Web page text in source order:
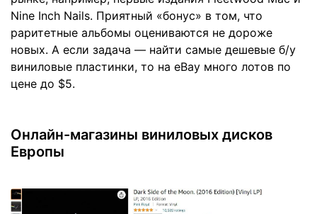
Nine Inch Nails. Приятный «бонус» в том, что
раритетные альбомы оцениваются не дороже
новых. А если задача — найти самые дешевые б/у
виниловые пластинки, то на eBay много лотов по
цене до $5.
Онлайн-магазины виниловых дисков
Европы